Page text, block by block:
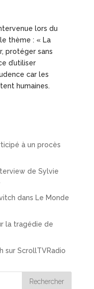
lors du
thème : « La
protéger sans
d’utiliser
car les
humaines.
à un procès
de Sylvie
dans Le Monde
la tragédie de
sur ScrollTVRadio